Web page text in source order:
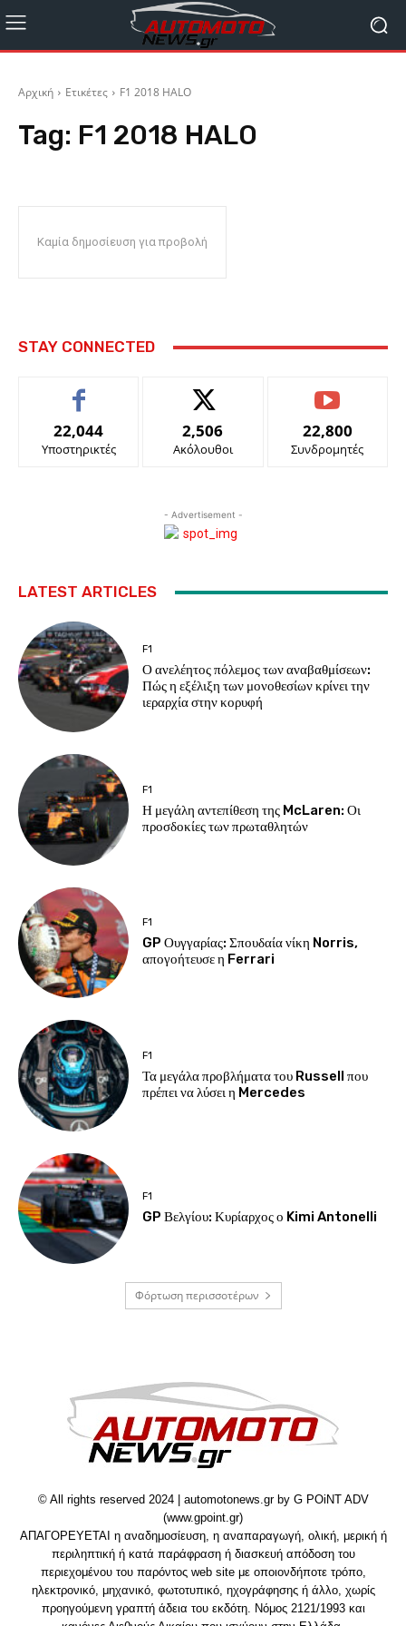
Αρχική Ετικέτες F1 2018 HALO
Tag: F1 2018 HALO
Καμία δημοσίευση για προβολή
STAY CONNECTED
22,044
Υποστηρικτές
2,506
Ακόλουθοι
22,800
Συνδρομητές
- Advertisement -
LATEST ARTICLES
F1
Ο ανελέητος πόλεμος των αναβαθμίσεων:
Πώς η εξέλιξη των μονοθεσίων κρίνει την
ιεραρχία στην κορυφή
F1
Η μεγάλη αντεπίθεση της McLaren: Οι
προσδοκίες των πρωταθλητών
F1
GP Ουγγαρίας: Σπουδαία νίκη Norris,
απογοήτευσε η Ferrari
F1
Τα μεγάλα προβλήματα του Russell που
πρέπει να λύσει η Mercedes
F1
GP Βελγίου: Κυρίαρχος ο Kimi Antonelli
Φόρτωση περισσοτέρων
© All rights reserved 2024 | automotonews.gr by G POiNT ADV
(www.gpoint.gr)
ΑΠΑΓΟΡΕΥΕΤΑΙ η αναδημοσίευση, η αναπαραγωγή, ολική, μερική ή
περιληπτική ή κατά παράφραση ή διασκευή απόδοση του
περιεχομένου του παρόντος web site με οποιονδήποτε τρόπο,
ηλεκτρονικό, μηχανικό, φωτοτυπικό, ηχογράφησης ή άλλο, χωρίς
προηγούμενη γραπτή άδεια του εκδότη. Νόμος 2121/1993 και